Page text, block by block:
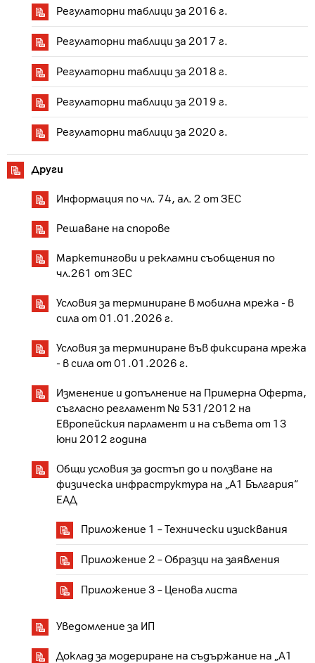
Регулаторни таблици за 2016 г.
Регулаторни таблици за 2017 г.
Регулаторни таблици за 2018 г.
Регулаторни таблици за 2019 г.
Регулаторни таблици за 2020 г.
Други
Информация по чл. 74, ал. 2 от ЗЕС
Решаване на спорове
Маркетингови и рекламни съобщения по
чл.261 от ЗЕС
Условия за терминиране в мобилна мрежа - в
сила от 01.01.2026 г.
Условия за терминиране във фиксирана мрежа
- в сила от 01.01.2026 г.
Изменение и допълнение на Примерна Оферта,
съгласно регламент № 531/2012 на
Европейския парламент и на съвета от 13
юни 2012 година
Общи условия за достъп до и ползване на
физическа инфраструктура на „А1 България“
ЕАД
Приложение 1 – Технически изисквания
Приложение 2 – Образци на заявления
Приложение 3 – Ценова листа
Уведомление за ИП
Доклад за модериране на съдържание на „A1